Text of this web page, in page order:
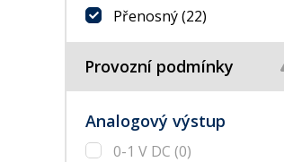
Přenosný(22)
Provozní podmínky
Analogový výstup
0-1 V DC (0)